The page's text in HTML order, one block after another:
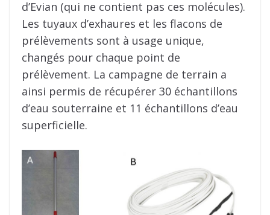
d’Evian (qui ne contient pas ces molécules).
Les tuyaux d’exhaures et les flacons de
prélèvements sont à usage unique,
changés pour chaque point de
prélèvement. La campagne de terrain a
ainsi permis de récupérer 30 échantillons
d’eau souterraine et 11 échantillons d’eau
superficielle.